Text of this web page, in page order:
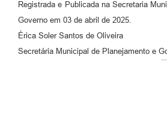
Registrada e Publicada na Secretaria
Governo em 03 de abril de 2025.
Érica Soler Santos de Oliveira
Secretária Municipal de Planejamento e